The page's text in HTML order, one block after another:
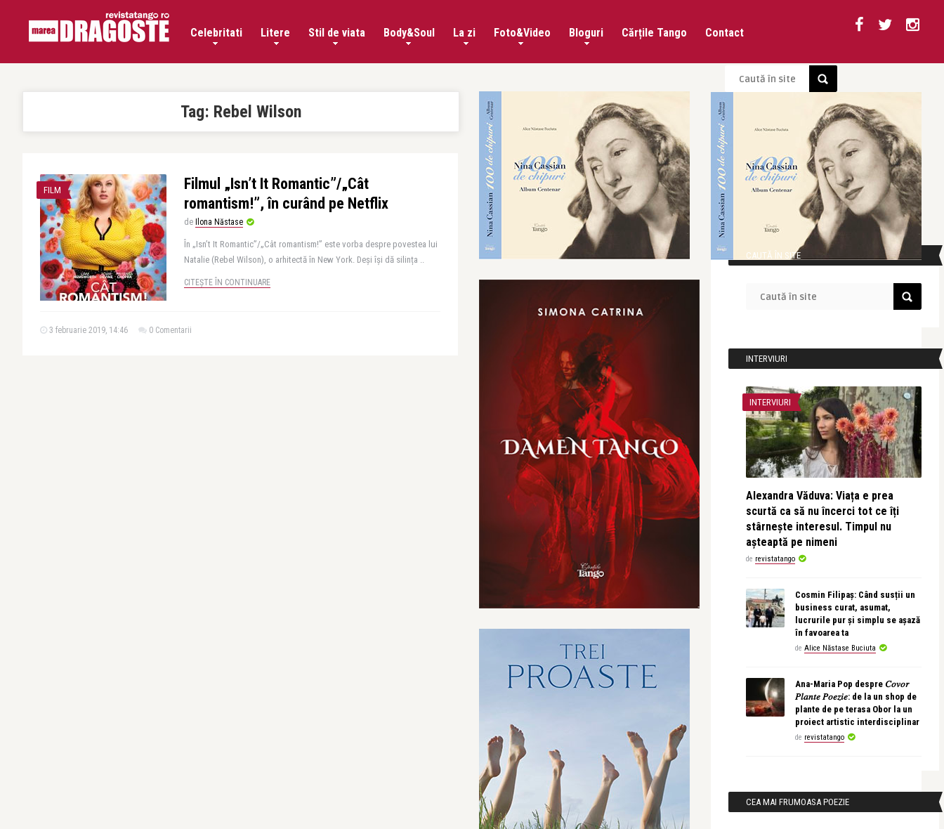
Celebritati Litere Stil de viata Body&Soul La zi Foto&Video Bloguri Cărțile Tango Contact
Tag: Rebel Wilson
FILM
Filmul „Isn’t It Romantic”/„Cât
romantism!”, în curând pe Netflix
de Ilona Năstase
În „Isn’t It Romantic”/„Cât romantism!” este vorba despre povestea lui
Natalie (Rebel Wilson), o arhitectă în New York. Deși își dă silința ..
CITEȘTE ÎN CONTINUARE
3 februarie 2019, 14:46 0 Comentarii
CAUTĂ ÎN SITE
INTERVIURI
INTERVIURI
Alexandra Văduva: Viața e prea
scurtă ca să nu încerci tot ce îți
stârnește interesul. Timpul nu
așteaptă pe nimeni
de revistatango
Cosmin Filipaș: Când susții un
business curat, asumat,
lucrurile pur și simplu se așază
în favoarea ta
de Alice Năstase Buciuta
Ana-Maria Pop despre 𝐶𝑜𝑣𝑜𝑟
𝑃𝑙𝑎𝑛𝑡𝑒 𝑃𝑜𝑒𝑧𝑖𝑒: de la un shop de
plante de pe terasa Obor la un
proiect artistic interdisciplinar
de revistatango
CEA MAI FRUMOASA POEZIE